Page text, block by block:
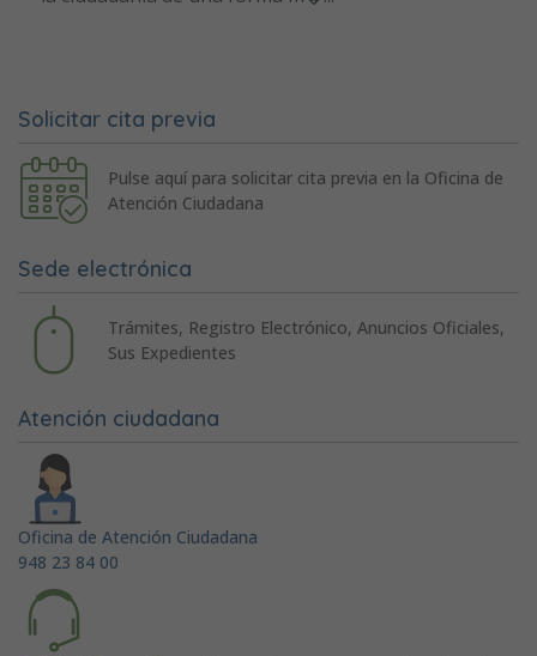
Solicitar cita previa
Pulse aquí para solicitar cita previa en la Oficina de
Atención Ciudadana
Sede electrónica
Trámites, Registro Electrónico, Anuncios Oficiales,
Sus Expedientes
Atención ciudadana
Oficina de Atención Ciudadana
948 23 84 00